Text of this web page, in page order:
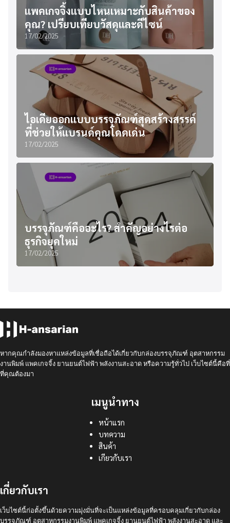
แพคเกจจิ้งแบบไหนเหมาะกับสินค้าของ
คุณ? เปรียบเทียบวัสดุและดีไซน์
17/02/2025
ไอเดียออกแบบบรรจุภัณฑ์สุดสร้างสรรค์
ที่ช่วยให้แบรนด์คุณโดดเด่น
17/02/2025
บรรจุภัณฑ์คืออะไร? สำคัญอย่างไรต่อ
ธุรกิจยุคใหม่
17/02/2025
หากคุณกำลังมองหาแหล่งข้อมูลที่เชื่อถือได้เกี่ยวกับกล่องบรรจุภัณฑ์ อุตสาหกรรม
งานพิมพ์ แพคเกจจิ้ง ยานยนต์ไฟฟ้า พลังงานสะอาด หรือความรู้ทั่วไป เว็บไซต์นี้คือที่
ที่คุณต้องมา
เมนูนำทาง
หน้าแรก
บทความ
สินค้า
เกียวกับเรา
เกี่ยวกับเรา
เว็บไซต์นี้ก่อตั้งขึ้นด้วยความมุ่งมั่นที่จะเป็นแหล่งข้อมูลที่ครอบคลุมเกี่ยวกับกล่อง
บรรจุภัณฑ์ อุตสาหกรรมงานพิมพ์ แพคเกจจิ้ง ยานยนต์ไฟฟ้า พลังงานสะอาด และ